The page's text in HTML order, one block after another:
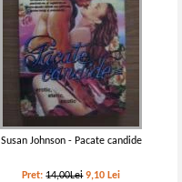
Susan Johnson - Pacate candide
Pret:14,00Lei 9,10 Lei